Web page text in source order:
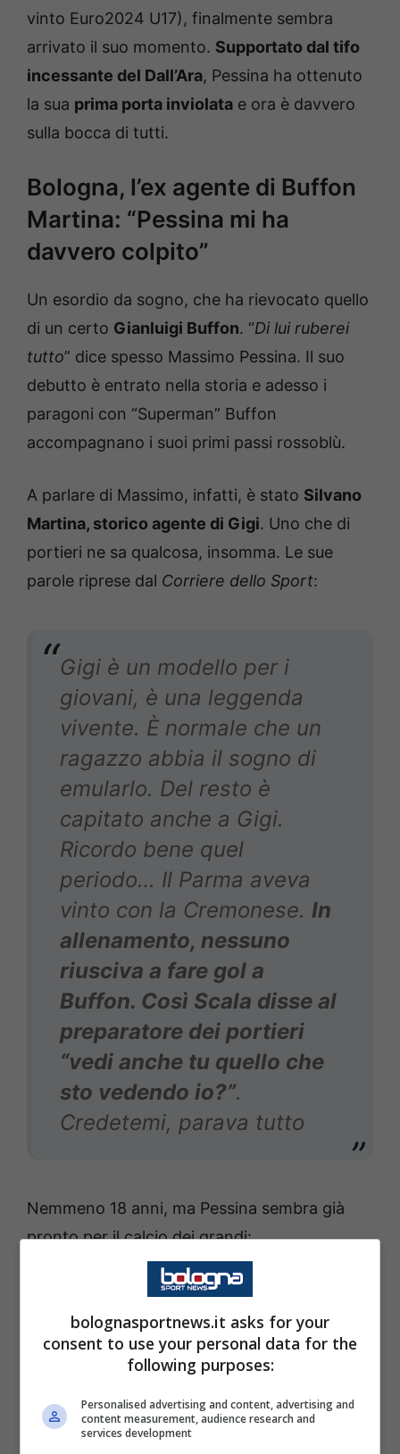
vinto Euro2024 U17), finalmente sembra
arrivato il suo momento. Supportato dal tifo
incessante del Dall’Ara, Pessina ha ottenuto
la sua prima porta inviolata e ora è davvero
sulla bocca di tutti.
Bologna, l’ex agente di Buffon
Martina: “Pessina mi ha
davvero colpito”
Un esordio da sogno, che ha rievocato quello
di un certo Gianluigi Buffon. “Di lui ruberei
tutto” dice spesso Massimo Pessina. Il suo
debutto è entrato nella storia e adesso i
paragoni con “Superman” Buffon
accompagnano i suoi primi passi rossoblù.
A parlare di Massimo, infatti, è stato Silvano
Martina, storico agente di Gigi. Uno che di
portieri ne sa qualcosa, insomma. Le sue
parole riprese dal Corriere dello Sport:
Gigi è un modello per i
giovani, è una leggenda
vivente. È normale che un
ragazzo abbia il sogno di
emularlo. Del resto è
capitato anche a Gigi.
Ricordo bene quel
periodo… Il Parma aveva
vinto con la Cremonese. In
allenamento, nessuno
riusciva a fare gol a
Buffon. Così Scala disse al
preparatore dei portieri
“vedi anche tu quello che
sto vedendo io?”.
Credetemi, parava tutto
Nemmeno 18 anni, ma Pessina sembra già
pronto per il calcio dei grandi:
Ho visto chePessina è
messo molto bene anche
continua Martina –. Già
andare in panchina alla sua
bolognasportnews.it asks for your
consent to use your personal data for the
following purposes:
Personalised advertising and content, advertising and
content measurement, audience research and
services development